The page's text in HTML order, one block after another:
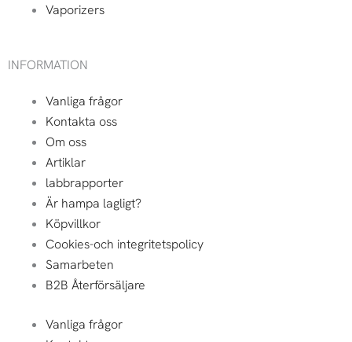
Vaporizers
INFORMATION
Vanliga frågor
Kontakta oss
Om oss
Artiklar
labbrapporter
Är hampa lagligt?
Köpvillkor
Cookies-och integritetspolicy
Samarbeten
B2B Återförsäljare
Vanliga frågor